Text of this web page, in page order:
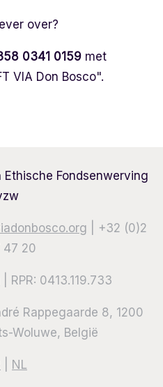
over?
0341 0159 met
VIA Don Bosco".
Fondsenwerving
| +32 (0)2
47 20
| RPR: 0413.119.733
Rappegaarde 8, 1200
Woluwe, België
NL